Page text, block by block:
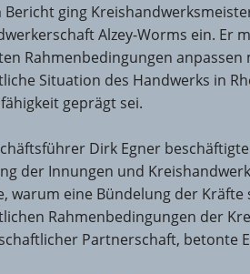
Bericht ging
Alzey-Worms ein. Er
Rahmenbedingungen anpassen
Situation des Handwerks in
geprägt sei.
Dirk Egner
der Innungen und
warum eine Bündelung der
Rahmenbedingungen der
Partnerschaft, betonte